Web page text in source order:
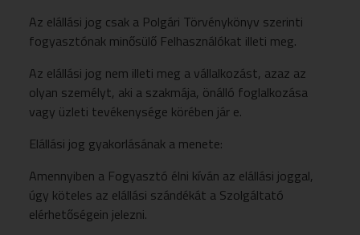
Az elállási jog csak a Polgári Törvénykönyv szerinti
fogyasztónak minősülő Felhasználókat illeti meg.
Az elállási jog nem illeti meg a vállalkozást, azaz az
olyan személyt, aki a szakmája, önálló foglalkozása
vagy üzleti tevékenysége körében jár e.
Elállási jog gyakorlásának a menete:
Amennyiben a Fogyasztó élni kíván az elállási joggal,
úgy köteles az elállási szándékát a Szolgáltató
elérhetőségein jelezni.